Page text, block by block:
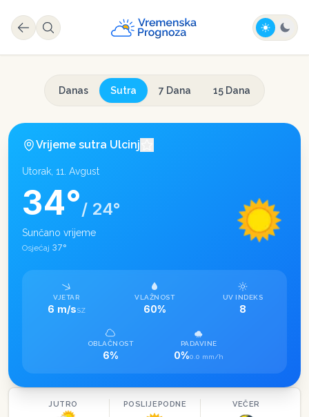
Danas Sutra 7 Dana 15 Dana
Vrijeme sutra Ulcinj
Utorak, 11. Avgust
34°/ 24°
Sunčano vrijeme
Osjećaj 37°
VJETAR
6 m/sSZ
VLAŽNOST
60%
UV INDEKS
8
OBLAČNOST
6%
PADAVINE
0%0.0 mm/h
JUTRO POSLIJEPODNE VEČER